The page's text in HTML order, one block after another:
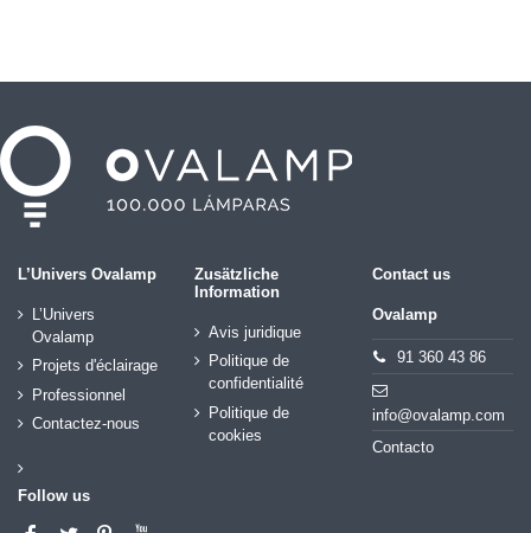
L’Univers Ovalamp
L’Univers
Ovalamp
Projets d'éclairage
Professionnel
Contactez-nous
Zusätzliche
Information
Avis juridique
Politique de
confidentialité
Politique de
cookies
Contact us
Ovalamp
91 360 43 86
info@ovalamp.com
Contacto
Follow us